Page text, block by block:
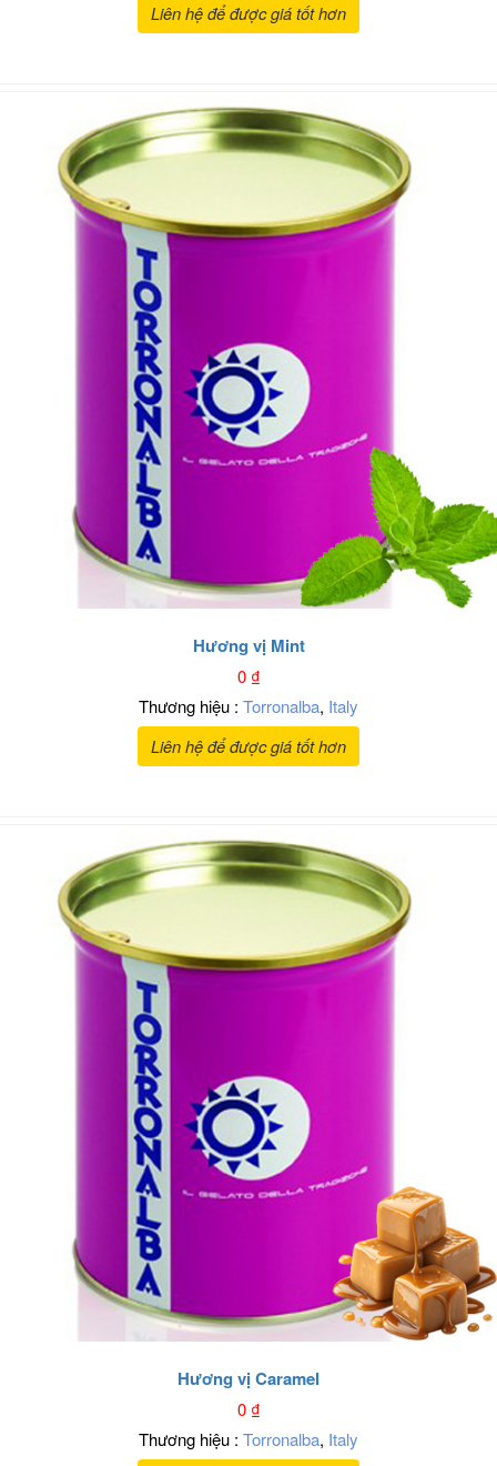
Liên hệ để được giá tốt hơn
Hương vị Mint
0₫
Thương hiệu : Torronalba, Italy
Liên hệ để được giá tốt hơn
Hương vị Caramel
0₫
Thương hiệu : Torronalba, Italy